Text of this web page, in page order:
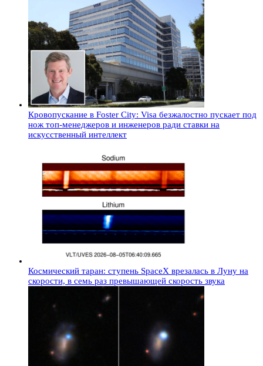
Кровопускание в Foster City: Visa безжалостно пускает под
нож топ-менеджеров и инженеров ради ставки на
искусственный интеллект
Космический таран: ступень SpaceX врезалась в Луну на
скорости, в семь раз превышающей скорость звука